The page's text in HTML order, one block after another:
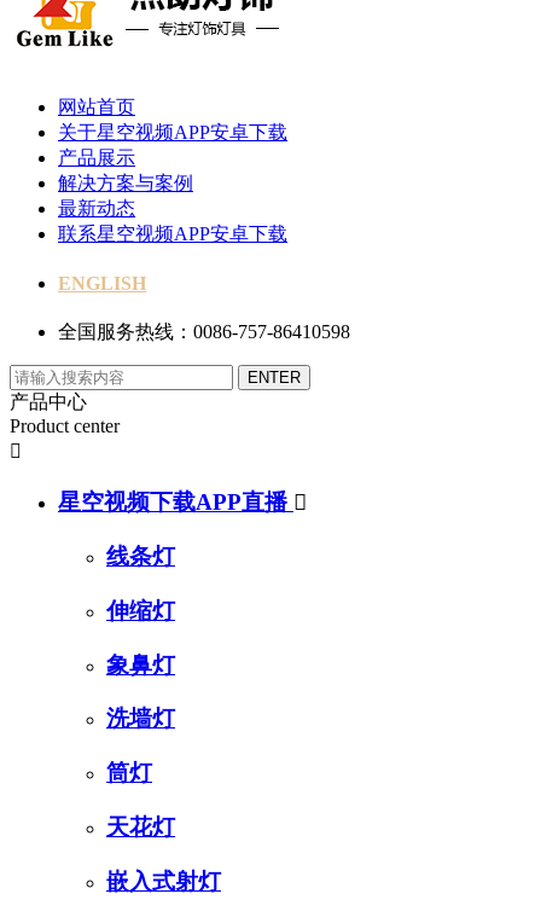
网站首页
关于星空视频APP安卓下载
产品展示
解决方案与案例
最新动态
联系星空视频APP安卓下载
ENGLISH
全国服务热线：0086-757-86410598
产品中心
Product center

星空视频下载APP直播 
线条灯
伸缩灯
象鼻灯
洗墙灯
筒灯
天花灯
嵌入式射灯